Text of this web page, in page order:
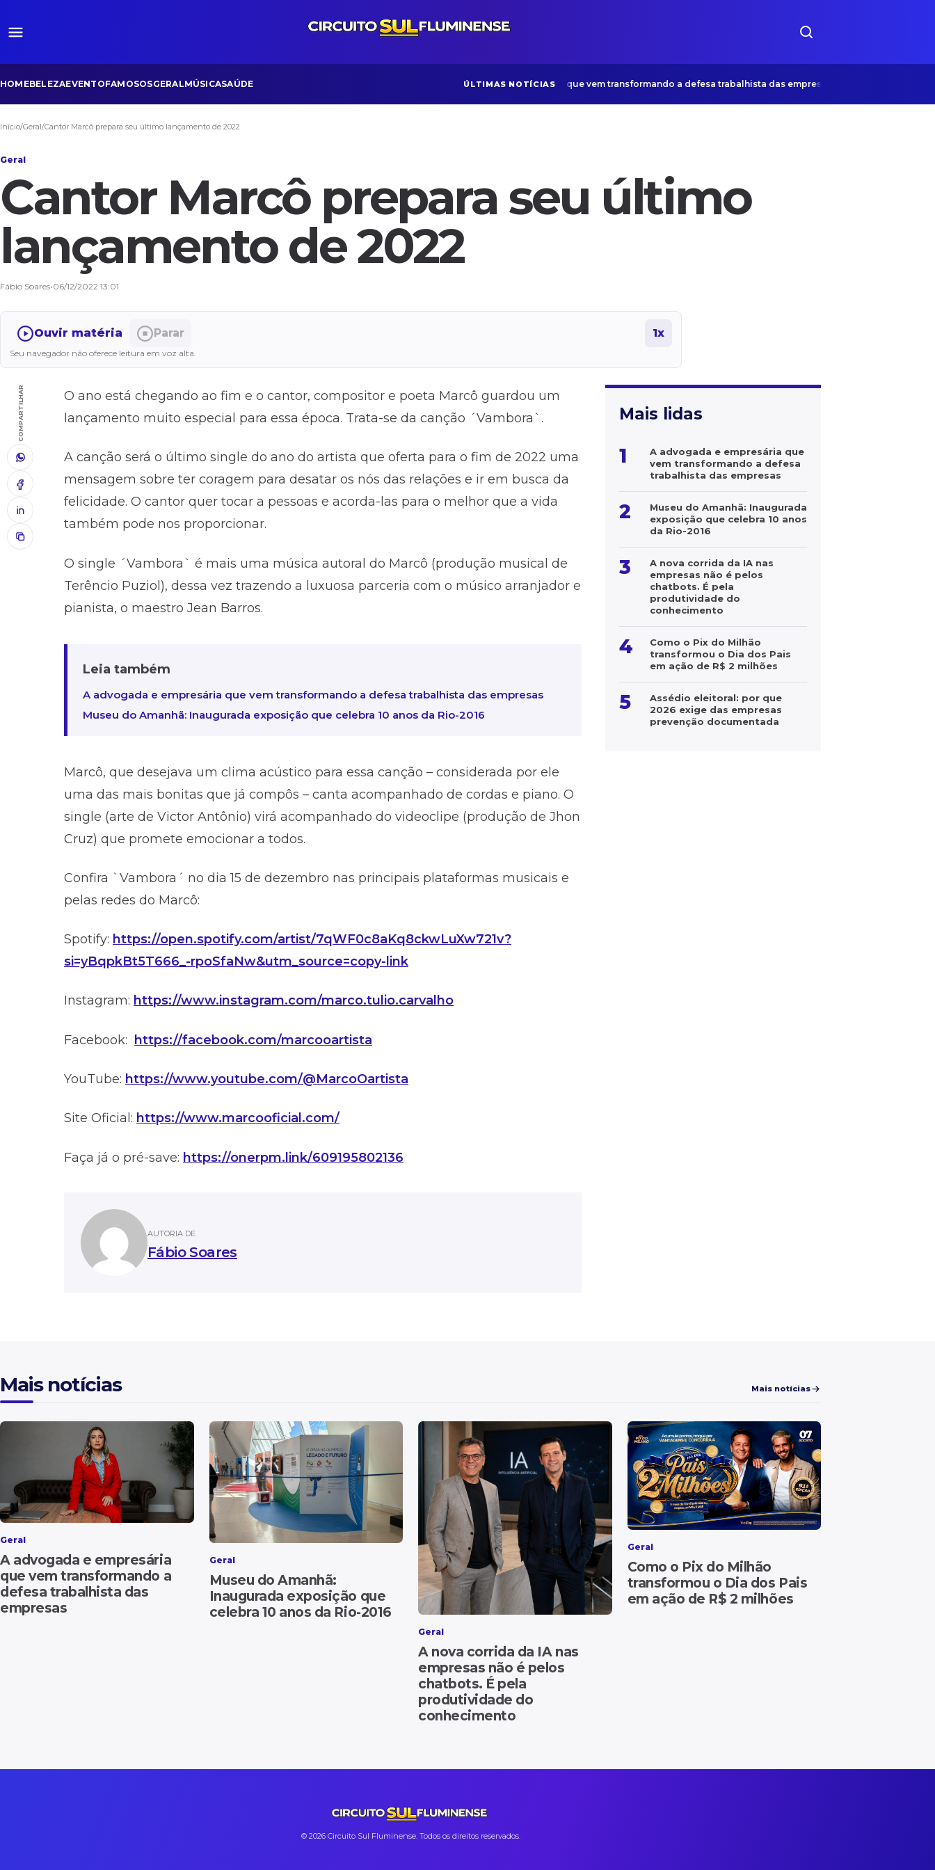
HOMEBELEZAEVENTOFAMOSOSGERALMÚSICASAÚDE ÚLTIMAS NOTÍCIAS
A advogada e empresária que vem transformando a defesa trabalhista das empresas
Início/Geral/Cantor Marcô prepara seu último lançamento de 2022
Geral
Cantor Marcô prepara seu último
lançamento de 2022
Fábio Soares•06/12/2022 13:01
Ouvir matéria Parar 1x
Seu navegador não oferece leitura em voz alta.
COMPARTILHAR
O ano está chegando ao fim e o cantor, compositor e poeta Marcô guardou um
lançamento muito especial para essa época. Trata-se da canção ´Vambora`.
A canção será o último single do ano do artista que oferta para o fim de 2022 uma
mensagem sobre ter coragem para desatar os nós das relações e ir em busca da
felicidade. O cantor quer tocar a pessoas e acorda-las para o melhor que a vida
também pode nos proporcionar.
O single ´Vambora` é mais uma música autoral do Marcô (produção musical de
Terêncio Puziol), dessa vez trazendo a luxuosa parceria com o músico arranjador e
pianista, o maestro Jean Barros.
Leia também
A advogada e empresária que vem transformando a defesa trabalhista das empresas
Museu do Amanhã: Inaugurada exposição que celebra 10 anos da Rio-2016
Marcô, que desejava um clima acústico para essa canção – considerada por ele
uma das mais bonitas que já compôs – canta acompanhado de cordas e piano. O
single (arte de Victor Antônio) virá acompanhado do videoclipe (produção de Jhon
Cruz) que promete emocionar a todos.
Confira `Vambora´ no dia 15 de dezembro nas principais plataformas musicais e
pelas redes do Marcô:
Spotify: https://open.spotify.com/artist/7qWF0c8aKq8ckwLuXw721v?
si=yBqpkBt5T666_-rpoSfaNw&utm_source=copy-link
Instagram: https://www.instagram.com/marco.tulio.carvalho
Facebook: https://facebook.com/marcooartista
YouTube: https://www.youtube.com/@MarcoOartista
Site Oficial: https://www.marcooficial.com/
Faça já o pré-save: https://onerpm.link/609195802136
AUTORIA DE
Fábio Soares
Mais lidas
1
A advogada e empresária que
vem transformando a defesa
trabalhista das empresas
2
Museu do Amanhã: Inaugurada
exposição que celebra 10 anos
da Rio-2016
3
A nova corrida da IA nas
empresas não é pelos
chatbots. É pela
produtividade do
conhecimento
4
Como o Pix do Milhão
transformou o Dia dos Pais
em ação de R$ 2 milhões
5
Assédio eleitoral: por que
2026 exige das empresas
prevenção documentada
Mais notícias Mais notícias
Geral
A advogada e empresária
que vem transformando a
defesa trabalhista das
empresas
Geral
Museu do Amanhã:
Inaugurada exposição que
celebra 10 anos da Rio-2016
Geral
A nova corrida da IA nas
empresas não é pelos
chatbots. É pela
produtividade do
conhecimento
Geral
Como o Pix do Milhão
transformou o Dia dos Pais
em ação de R$ 2 milhões
© 2026 Circuito Sul Fluminense. Todos os direitos reservados.